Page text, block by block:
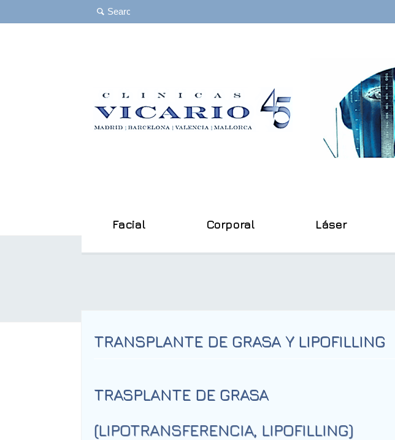
Facial Corporal Láser
TRANSPLANTE DE GRASA Y LIPOFILLING
TRASPLANTE DE GRASA
(LIPOTRANSFERENCIA, LIPOFILLING)